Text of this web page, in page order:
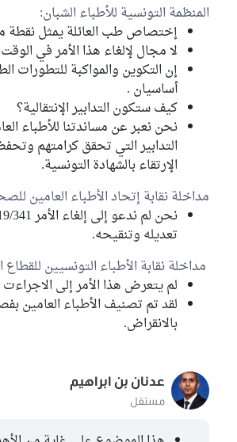
المنظمة التونسية للأطباء الشبان:
إختصاص طب العائلة يمثل نقطة
لا مجال لإلغاء هذا الأمر في
إن التكوين والمواكبة للتطورات
أساسيان .
كيف ستكون التدابير الإنتقالية؟
نحن نعبر عن مساندتنا للأطباء
التدابير التي تحقق كرامتهم
الإرتقاء بالشهادة التونسية.
مداخلة نقابة إتحاد الأطباء العامين
تعديله وتنقيحه.
مداخلة نقابة الأطباء التونسيين
لم يتعرض هذا الأمر إلى الاجراءت
لقد تم تصنيف الأطباء العامين
بالانقراض.
عدنان بن ابراهيم
مستقل